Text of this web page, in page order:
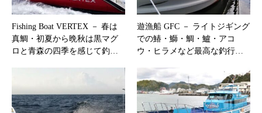
Fishing Boat VERTEX － 春は
真鯛・初夏から晩秋は黒マグ
ロと青森の四季を感じて釣…
遊漁船 GFC － ライトジギング
での鰆・鰤・鯛・鱸・アコ
ウ・ヒラメなど最高な釣行…